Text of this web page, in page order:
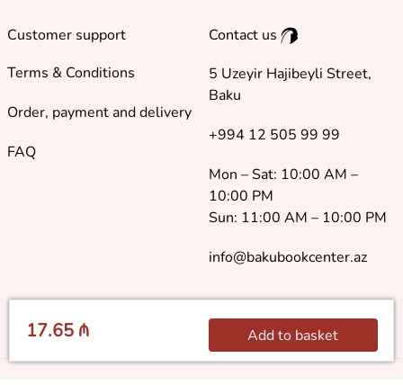
17.65 ₼ Add to basket
Customer support
Terms & Conditions
Order, payment and delivery
FAQ
Contact us
5 Uzeyir Hajibeyli Street,
Baku
+994 12 505 99 99
Mon – Sat: 10:00 AM –
10:00 PM
Sun: 11:00 AM – 10:00 PM
info@bakubookcenter.az